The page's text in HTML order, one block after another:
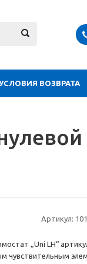
ВОЗВРАТА
Артикул:
„Uni LH“
чувствительным